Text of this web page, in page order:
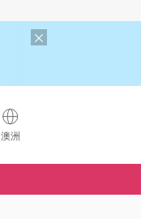
澳洲